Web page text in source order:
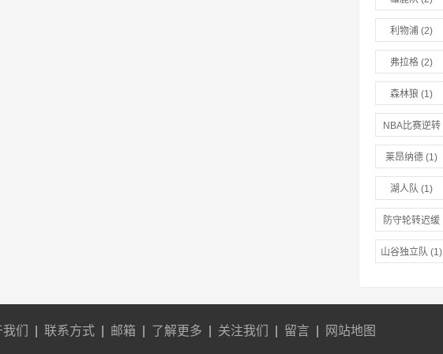
利物浦 (2)
弗拉格 (2)
森林狼 (1)
NBA比赛逆转
(1)
莱昂纳德 (1)
湖人队 (1)
防守轮转迟缓
(1)
山谷独立队 (1)
们 联系方式 邮箱 了解更多 关注我们 留言 网站地图